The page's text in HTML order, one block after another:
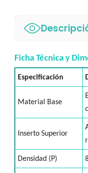
Ficha Técnica y
Especificación
Material Base
Inserto Superior
Densidad (P)